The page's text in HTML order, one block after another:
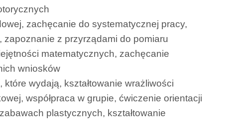
zachęcanie do systematycznej pracy,
z przyrządami do pomiaru
matematycznych, zachęcanie
wniosków
wydają, kształtowanie wrażliwości
współpraca w grupie, ćwiczenie orientacji
plastycznych, kształtowanie